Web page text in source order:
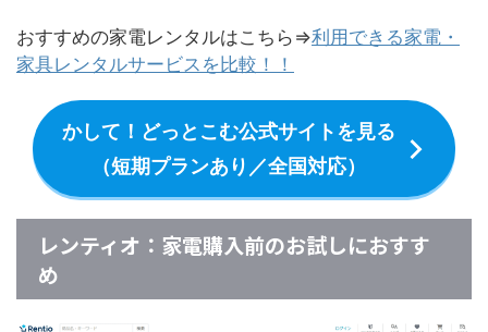
おすすめの家電レンタルはこちら⇒利用できる家電・
家具レンタルサービスを比較！！
かして！どっとこむ公式サイトを見る
（短期プランあり／全国対応）
レンティオ：家電購入前のお試しにおすす
め